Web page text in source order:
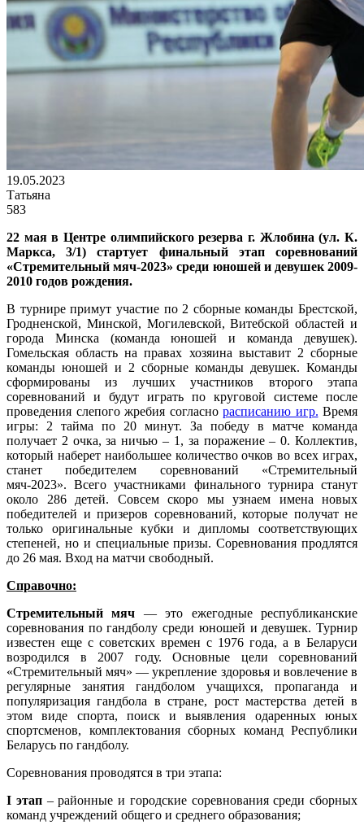
19.05.2023
Татьяна
583
22 мая в Центре олимпийского резерва г. Жлобина(ул. К.
Маркса, 3/1)стартует финальный этап соревнований
«Стремительный мяч-2023» среди юношей и девушек 2009-
2010 годов рождения.
В турнире примут участие по 2 сборные команды Брестской,
Гродненской, Минской, Могилевской, Витебской областей и
города Минска (команда юношей и команда девушек).
Гомельская область на правах хозяина выставит 2 сборные
команды юношей и 2 сборные команды девушек. Команды
сформированы из лучших участников второго этапа
соревнований и будут играть по круговой системе после
проведения слепого жребия согласно расписанию игр. Время
игры: 2 тайма по 20 минут. За победу в матче команда
получает 2 очка, за ничью – 1, за поражение – 0. Коллектив,
который наберет наибольшее количество очков во всех играх,
станет победителем соревнований «Стремительный
мяч-2023». Всего участниками финального турнира станут
около 286 детей. Совсем скоро мы узнаем имена новых
победителей и призеров соревнований, которые получат не
только оригинальные кубки и дипломы соответствующих
степеней, но и специальные призы. Соревнования продлятся
до 26 мая. Вход на матчи свободный.
Справочно:
Стремительный мяч — это ежегодные республиканские
соревнования по гандболу среди юношей и девушек. Турнир
известен еще с советских времен с 1976 года, а в Беларуси
возродился в 2007 году. Основные цели соревнований
«Стремительный мяч» — укрепление здоровья и вовлечение в
регулярные занятия гандболом учащихся, пропаганда и
популяризация гандбола в стране, рост мастерства детей в
этом виде спорта, поиск и выявления одаренных юных
спортсменов, комплектования сборных команд Республики
Беларусь по гандболу.
Соревнования проводятся в три этапа:
I этап– районные и городские соревнования среди сборных
команд учреждений общего и среднего образования;